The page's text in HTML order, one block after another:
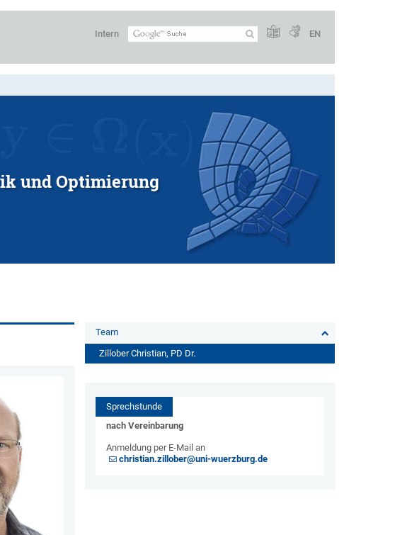
Intern EN
und Optimierung
Team
Zillober Christian, PD Dr.
Sprechstunde
nach Vereinbarung
Anmeldung per E-Mail an
christian.zillober@uni-wuerzburg.de